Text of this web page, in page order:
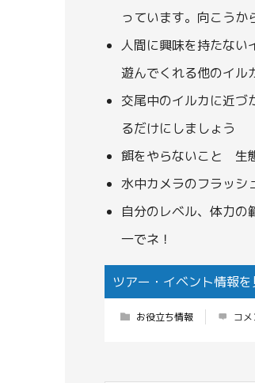
っています。向こうか
人間に興味を持たない
遊んでくれる他のイル
交尾中のイルカに近づ
るだけにしましょう
餌をやらないこと 生
水中カメラのフラッシ
自分のレベル、体力の
一でネ！
ツアー・イベント情報を
お役立ち情報 コ